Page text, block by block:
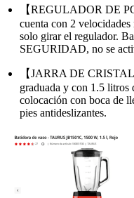
【REGULADOR DE
cuenta con 2
solo girar el regulador.
SEGURIDAD, no se
【JARRA DE
graduada y con 1.5 litros
colocación con boca de
pies antideslizantes.